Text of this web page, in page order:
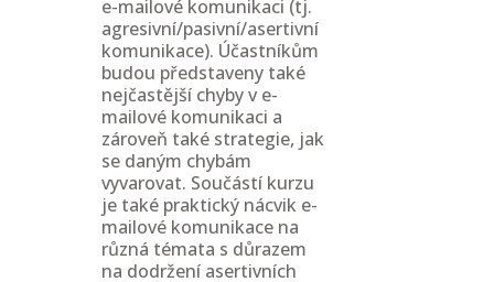
e-mailové komunikaci (tj.
agresivní/pasivní/asertivní
komunikace). Účastníkům
budou představeny také
nejčastější chyby v e-
mailové komunikaci a
zároveň také strategie, jak
se daným chybám
vyvarovat. Součástí kurzu
je také praktický nácvik e-
mailové komunikace na
různá témata s důrazem
na dodržení asertivních